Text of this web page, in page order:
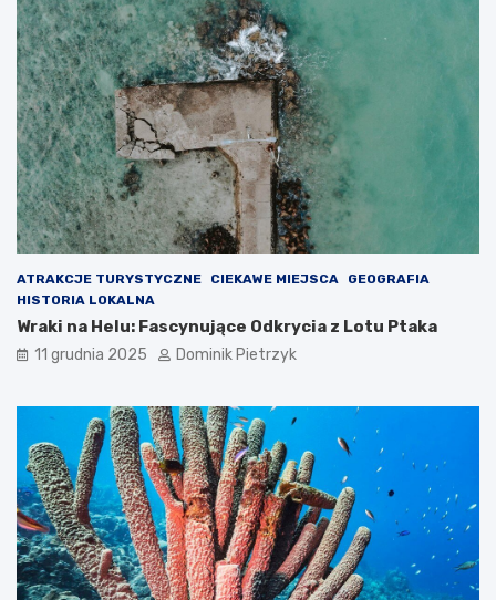
ATRAKCJE TURYSTYCZNE CIEKAWE MIEJSCA
GEOGRAFIA
HISTORIA LOKALNA
Wraki na Helu: Fascynujące Odkrycia z Lotu Ptaka
11 grudnia 2025 Dominik Pietrzyk